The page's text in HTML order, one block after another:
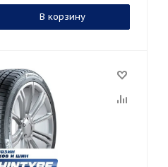
В корзину